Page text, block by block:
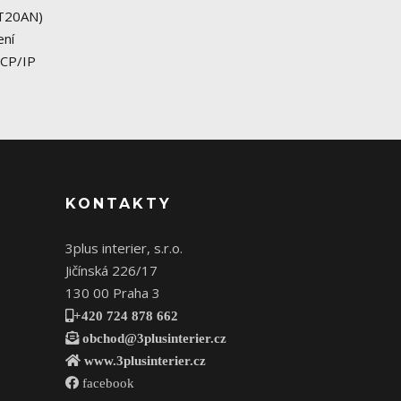
IP
KONTAKTY
3plus interier, s.r.o.
Jičínská 226/17
130 00 Praha 3
+420 724 878 662
obchod@3plusinterier.cz
www.3plusinterier.cz
facebook